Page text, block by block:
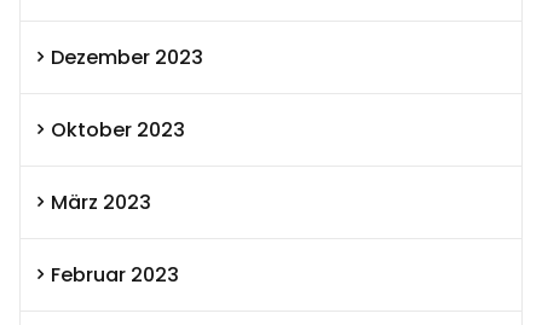
Dezember 2023
Oktober 2023
März 2023
Februar 2023